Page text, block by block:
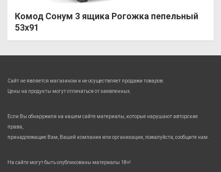
Комод Сонум 3 ящика Рогожка пепельный
53х91
Сайт не является магазином и не осуществляет продажи товаров.
Цены на продукты могут отличаться от заявленных.
Если Вы обнаружили на нашем сайте материалы, которые нарушают авторские
права,
принадлежащие Вам, Вашей компании или организации, пожалуйста, сообщите нам.
На сайте могут быть опубликованы материалы 18+!